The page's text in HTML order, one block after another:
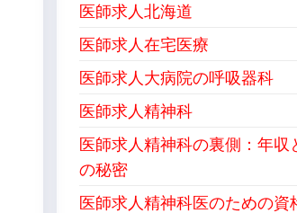
医師求人北海道
医師求人在宅医療
医師求人大病院の呼吸器科
医師求人精神科
医師求人精神科の裏側：年収
の秘密
医師求人精神科医のための資